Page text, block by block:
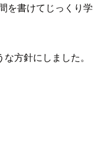
を書けてじっくり学
方針にしました。